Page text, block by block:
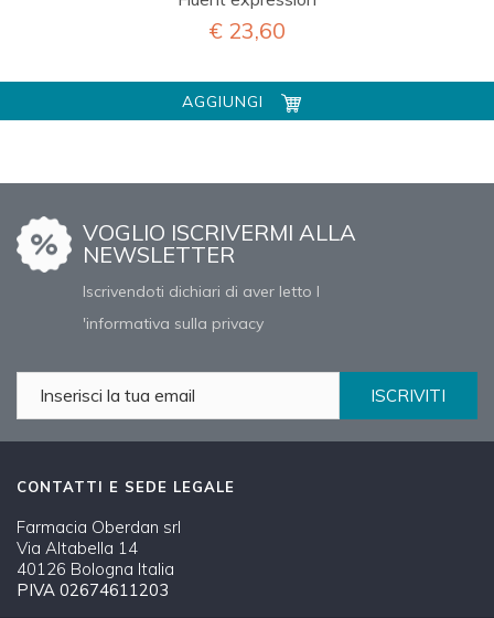
€ 23,60
AGGIUNGI
VOGLIO ISCRIVERMI ALLA
NEWSLETTER
Iscrivendoti dichiari di aver letto l
'informativa sulla privacy
ISCRIVITI
CONTATTI E SEDE LEGALE
Farmacia Oberdan srl
Via Altabella 14
40126 Bologna Italia
PIVA 02674611203